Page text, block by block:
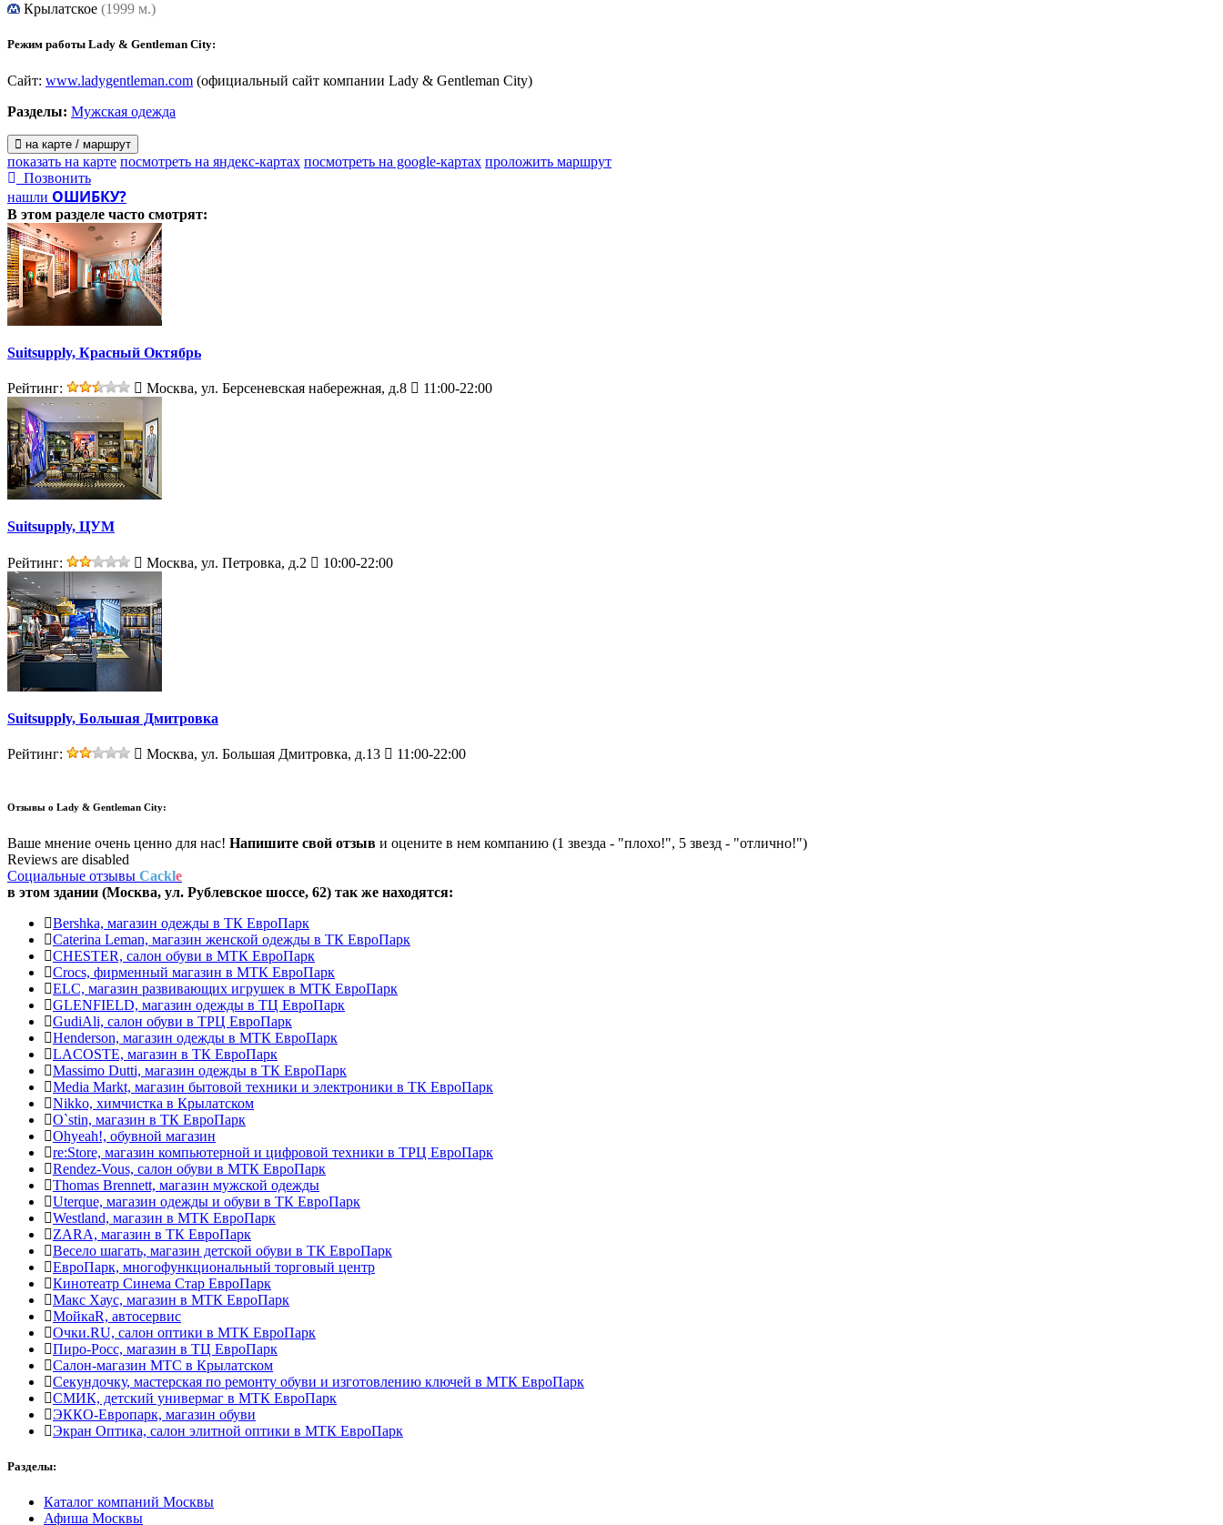
Крылатское (1999 м.)
Режим работы Lady & Gentleman Сity:
Сайт: www.ladygentleman.com (официальный сайт компании Lady & Gentleman Сity)
Разделы: Мужская одежда
на карте / маршрут
показать на карте посмотреть на яндекс-картах посмотреть на google-картах проложить маршрут
Позвонить
нашли ОШИБКУ?
В этом разделе часто смотрят:
Suitsupply, Красный Октябрь
Рейтинг: Москва, ул. Берсеневская набережная, д.8 11:00-22:00
Suitsupply, ЦУМ
Рейтинг: Москва, ул. Петровка, д.2 10:00-22:00
Suitsupply, Большая Дмитровка
Рейтинг: Москва, ул. Большая Дмитровка, д.13 11:00-22:00
Отзывы о Lady & Gentleman Сity:
Ваше мнение очень ценно для нас! Напишите свой отзыв и оцените в нем компанию (1 звезда - "плохо!", 5 звезд - "отлично!")
Reviews are disabled
Социальные отзывы Cackle
в этом здании (Москва, ул. Рублевское шоссе, 62) так же находятся:
Bershka, магазин одежды в ТК ЕвроПарк
Caterina Leman, магазин женской одежды в ТК ЕвроПарк
CHESTER, салон обуви в МТК ЕвроПарк
Crocs, фирменный магазин в МТК ЕвроПарк
ELC, магазин развивающих игрушек в МТК ЕвроПарк
GLENFIELD, магазин одежды в ТЦ ЕвроПарк
GudiAli, салон обуви в ТРЦ ЕвроПарк
Henderson, магазин одежды в МТК ЕвроПарк
LACOSTE, магазин в ТК ЕвроПарк
Massimo Dutti, магазин одежды в ТК ЕвроПарк
Media Markt, магазин бытовой техники и электроники в ТК ЕвроПарк
Nikko, химчистка в Крылатском
O`stin, магазин в ТК ЕвроПарк
Ohyeah!, обувной магазин
re:Store, магазин компьютерной и цифровой техники в ТРЦ ЕвроПарк
Rendez-Vous, салон обуви в МТК ЕвроПарк
Thomas Brennett, магазин мужской одежды
Uterque, магазин одежды и обуви в ТК ЕвроПарк
Westland, магазин в МТК ЕвроПарк
ZARA, магазин в ТК ЕвроПарк
Весело шагать, магазин детской обуви в ТК ЕвроПарк
ЕвроПарк, многофункциональный торговый центр
Кинотеатр Синема Стар ЕвроПарк
Макс Хаус, магазин в МТК ЕвроПарк
МойкаR, автосервис
Очки.RU, салон оптики в МТК ЕвроПарк
Пиро-Росс, магазин в ТЦ ЕвроПарк
Салон-магазин МТС в Крылатском
Секундочку, мастерская по ремонту обуви и изготовлению ключей в МТК ЕвроПарк
СМИК, детский универмаг в МТК ЕвроПарк
ЭККО-Европарк, магазин обуви
Экран Оптика, салон элитной оптики в МТК ЕвроПарк
Разделы:
Каталог компаний Москвы
Афиша Москвы